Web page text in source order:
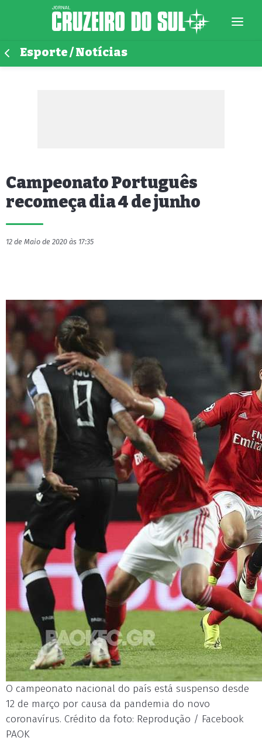
Esporte / Notícias
Campeonato Português
recomeça dia 4 de junho
12 de Maio de 2020 às 17:35
O campeonato nacional do país está suspenso desde
12 de março por causa da pandemia do novo
coronavírus. Crédito da foto: Reprodução / Facebook
PAOK